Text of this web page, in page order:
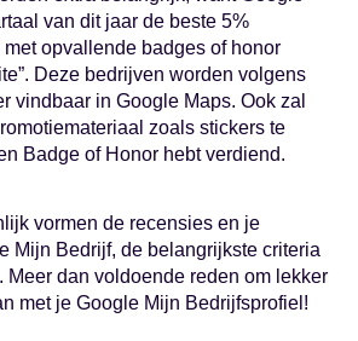
van dit jaar de beste 5%
opvallende badges of honor
Deze bedrijven worden volgens
vindbaar in Google Maps. Ook zal
zoals stickers te
Badge of Honor hebt verdiend.
vormen de recensies en je
Mijn Bedrijf, de belangrijkste criteria
Meer dan voldoende reden om lekker
met je Google Mijn Bedrijfsprofiel!